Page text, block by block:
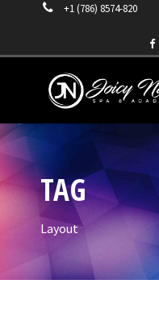
+1 (786) 8574-820
TAG
Layout